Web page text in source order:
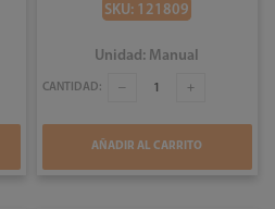
3000W CRAFTOP NT3000
SKU: 121809
Unidad: Manual
CANTIDAD:
AÑADIR AL CARRITO